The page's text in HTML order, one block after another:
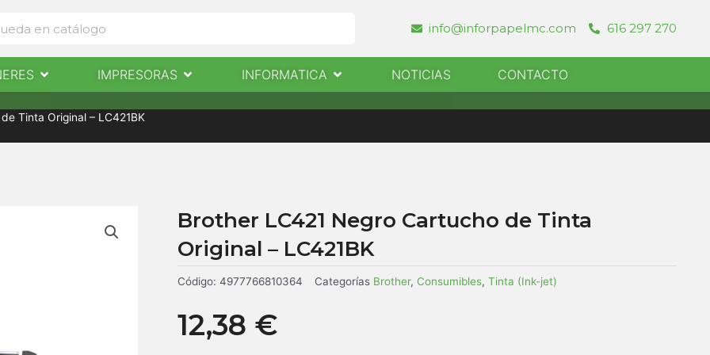
info@inforpapelmc.com 616 297 270
INFORMÁTICA NOTICIAS CONTACTO
Abrir EscaneresIMPRESORAS Abrir ImpresorasINFORMATICA Abrir InformaticaNOTICIAS CONTACTO
Tinta Original – LC421BK
Brother LC421 Negro Cartucho de Tinta
Original – LC421BK
Código: 4977766810364 Categorías Brother, Consumibles, Tinta (Ink-jet)
12,38 €